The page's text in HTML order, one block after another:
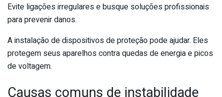
Evite ligações irregulares e busque soluções profissionais
para prevenir danos.
A instalação de dispositivos de proteção pode ajudar. Eles
protegem seus aparelhos contra quedas de energia e picos
de voltagem.
Causas comuns de instabilidade